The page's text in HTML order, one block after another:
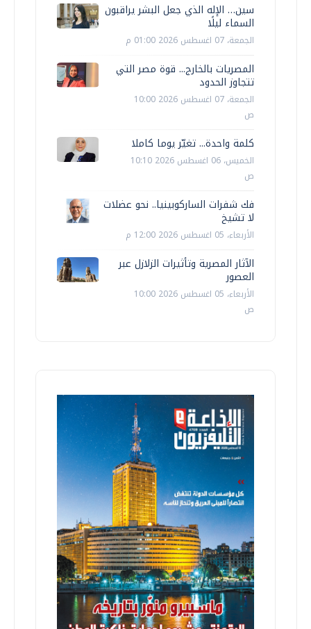
سين… الإله الذي جعل البشر يراقبون
السماء ليلًا
الجمعة، 07 اغسطس 2026 01:00 م
المصريات بالخارج... قوة مصر التي
تتجاوز الحدود
الجمعة، 07 اغسطس 2026 10:00
ص
كلمة واحدة... تغيّر يوما كاملا
الخميس، 06 اغسطس 2026 10:10
ص
فك شفرات الساركوبينيا.. نحو عضلات
لا تشيخ
الأربعاء، 05 اغسطس 2026 12:00 م
الآثار المصرية وتأثيرات الزلازل عبر
العصور
الأربعاء، 05 اغسطس 2026 10:00
ص